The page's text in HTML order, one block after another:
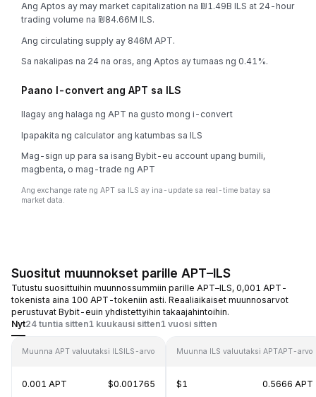
Ang Aptos ay may market capitalization na ₪1.49B ILS at 24-hour
trading volume na ₪84.66M ILS.
Ang circulating supply ay 846M APT.
Sa nakalipas na 24 na oras, ang Aptos ay tumaas ng 0.41%.
Paano I-convert ang APT sa ILS
Ilagay ang halaga ng APT na gusto mong i-convert
Ipapakita ng calculator ang katumbas sa ILS
Mag-sign up para sa isang Bybit-eu account upang bumili,
magbenta, o mag-trade ng APT
Ang exchange rate ng APT sa ILS ay ina-update sa real-time batay sa
market data.
Suositut muunnokset parille APT–ILS
Tutustu suosittuihin muunnossummiin parille APT–ILS, 0,001 APT-
tokenista aina 100 APT-tokeniin asti. Reaaliaikaiset muunnosarvot
perustuvat Bybit-euin yhdistettyihin takaajahintoihin.
Nyt24 tuntia sitten1 kuukausi sitten1 vuosi sitten
Muunna APT valuutaksi ILSILS-arvo
0.001 APT $0.001765
Muunna ILS valuutaksi APTAPT-arvo
$1 0.5666 APT